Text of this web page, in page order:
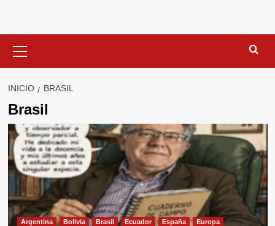
primario
INICIO BRASIL
Brasil
Argentina Bolivia Brasil Ecuador España
Europa